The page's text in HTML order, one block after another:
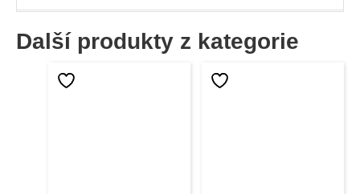
Další produkty z kategorie